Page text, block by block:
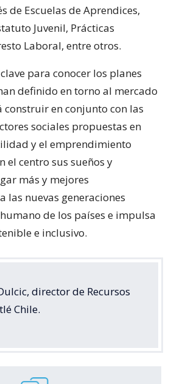
de Escuelas de Aprendices,
Juvenil, Prácticas
Laboral, entre otros.
para conocer los planes
definido en torno al mercado
en conjunto con las
sociales propuestas en
y el emprendimiento
el centro sus sueños y
más y mejores
las nuevas generaciones
de los países e impulsa
e inclusivo.
director de Recursos
Chile.